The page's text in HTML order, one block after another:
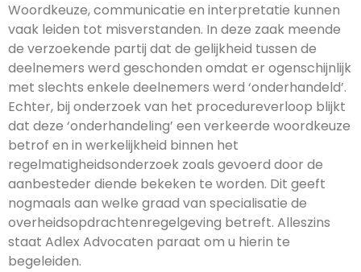
Woordkeuze, communicatie en interpretatie kunnen
vaak leiden tot misverstanden. In deze zaak meende
de verzoekende partij dat de gelijkheid tussen de
deelnemers werd geschonden omdat er ogenschijnlijk
met slechts enkele deelnemers werd ‘onderhandeld’.
Echter, bij onderzoek van het procedureverloop blijkt
dat deze ‘onderhandeling’ een verkeerde woordkeuze
betrof en in werkelijkheid binnen het
regelmatigheidsonderzoek zoals gevoerd door de
aanbesteder diende bekeken te worden. Dit geeft
nogmaals aan welke graad van specialisatie de
overheidsopdrachtenregelgeving betreft. Alleszins
staat Adlex Advocaten paraat om u hierin te
begeleiden.